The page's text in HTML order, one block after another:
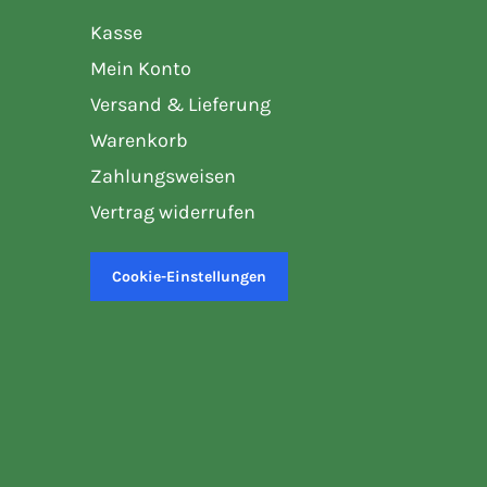
Kasse
Mein Konto
Versand & Lieferung
Warenkorb
Zahlungsweisen
Vertrag widerrufen
Cookie-Einstellungen